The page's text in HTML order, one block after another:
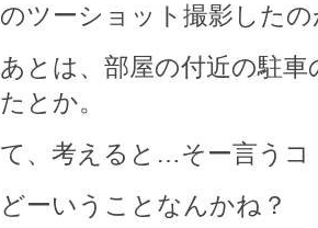
のツーショット撮影した
あとは、部屋の付近の駐
たとか。
て、考えると…そー言うコ
どーいうことなんかね？